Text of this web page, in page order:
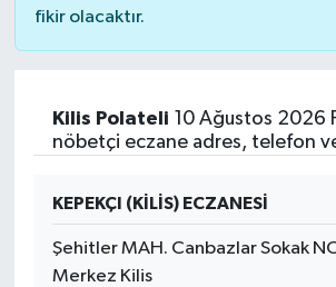
fikir olacaktır.
Kilis Polateli 10 Ağustos 2026
nöbetçi eczane adres, telefon
KEPEKÇI (KİLİS) ECZANESİ
Şehitler MAH. Canbazlar Sokak
Merkez Kilis